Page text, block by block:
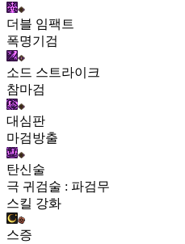
더블 임팩트
폭명기검
소드 스트라이크
참마검
대심판
마검방출
탄신술
극 귀검술 : 파검무
스킬 강화
스증